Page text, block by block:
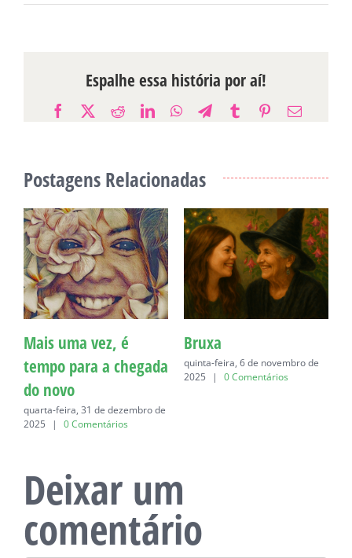
Espalhe essa história por aí!
Facebook RedditLinkedInWhatsApp
Telegram
TumblrPinterest
E-
Postagens Relacionadas
Mais uma vez, é
tempo para a chegada
do novo
quarta-feira, 31 de dezembro de
2025
| 0 Comentários
Bruxa
quinta-feira, 6 de novembro de
2025
| 0 Comentários
Deixar um
comentário